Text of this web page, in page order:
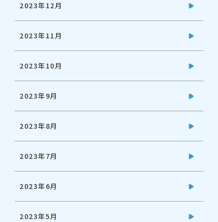
2023年12月
2023年11月
2023年10月
2023年9月
2023年8月
2023年7月
2023年6月
2023年5月